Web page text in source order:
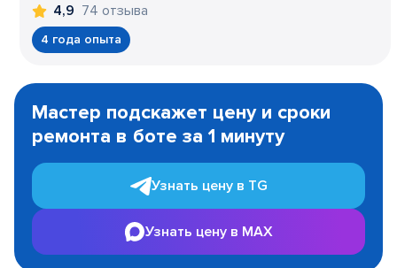
4,9 74 отзыва
4 года опыта
1
Мастер подскажет цену и сроки
ремонта в боте за 1 минуту
Узнать цену в TG
Узнать цену в MAX